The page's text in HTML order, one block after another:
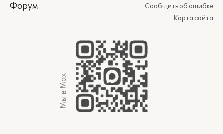
Форум
Сообщить об ошибке
Карта сайта
Мы в Max